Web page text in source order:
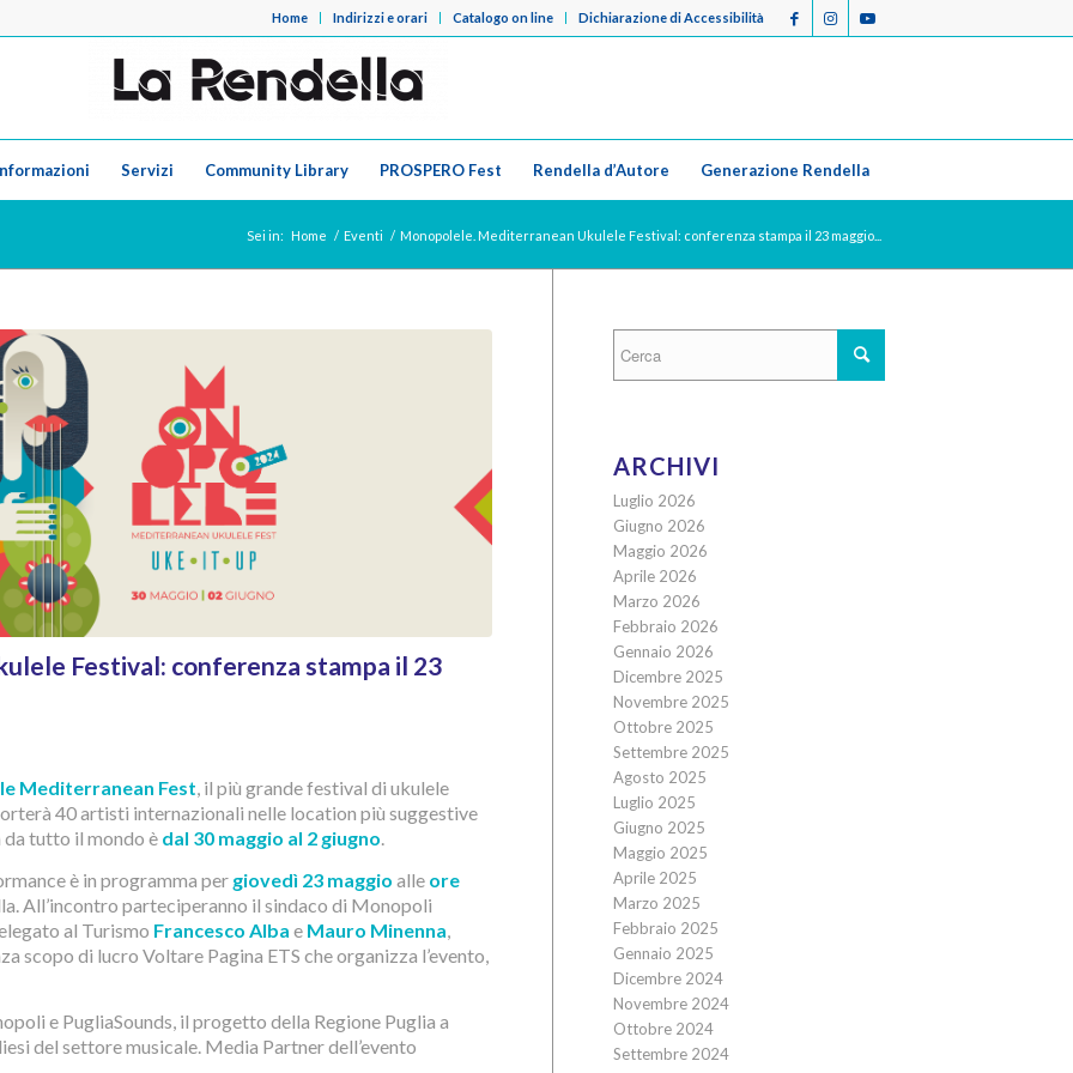
Home Indirizzi e orari Catalogo on line Dichiarazione di Accessibilità
Servizi Community Library PROSPERO Fest Rendella d’Autore Generazione Rendella
Sei in: Home / Eventi / Monopolele. Mediterranean Ukulele Festival: conferenza stampa il 23 maggio...
Festival: conferenza stampa il 23
Mediterranean Fest, il più grande festival di ukulele
40 artisti internazionali nelle location più suggestive
da tutto il mondo è dal 30 maggio al 2 giugno.
è in programma per giovedì 23 maggio alle ore
All’incontro parteciperanno il sindaco di Monopoli
al Turismo Francesco Alba e Mauro Minenna
scopo di lucro Voltare Pagina ETS che organizza l’evento,
e PugliaSounds, il progetto della Regione Puglia a
del settore musicale. Media Partner dell’evento
ARCHIVI
Luglio 2026
Giugno 2026
Maggio 2026
Aprile 2026
Marzo 2026
Febbraio 2026
Gennaio 2026
Dicembre 2025
Novembre 2025
Ottobre 2025
Settembre 2025
Agosto 2025
Luglio 2025
Giugno 2025
Maggio 2025
Aprile 2025
Marzo 2025
Febbraio 2025
Gennaio 2025
Dicembre 2024
Novembre 2024
Ottobre 2024
Settembre 2024